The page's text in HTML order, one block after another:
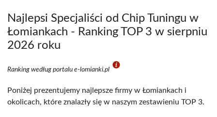
Najlepsi Specjaliści od Chip Tuningu w
Łomiankach - Ranking TOP 3 w sierpniu
2026 roku
Ranking według portalu e-lomianki.pl
Poniżej prezentujemy najlepsze firmy w Łomiankach i
okolicach, które znalazły się w naszym zestawieniu TOP 3.